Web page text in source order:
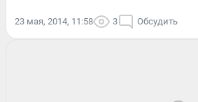
23 мая, 2014, 11:58 3 Обсудить